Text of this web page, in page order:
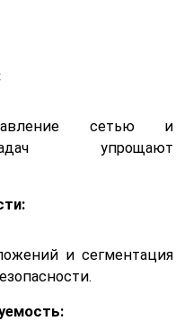
сетью и
упрощают
и сегментация